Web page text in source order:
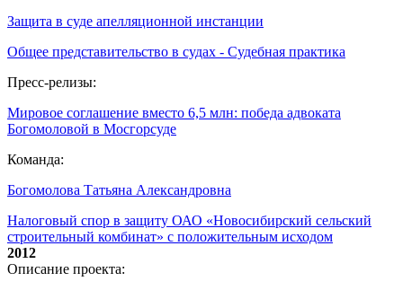
Защита в суде апелляционной инстанции
Общее представительство в судах - Судебная практика
Пресс-релизы:
Мировое соглашение вместо 6,5 млн: победа адвоката
Богомоловой в Мосгорсуде
Команда:
Богомолова Татьяна Александровна
Налоговый спор в защиту ОАО «Новосибирский сельский
строительный комбинат» с положительным исходом
2012
Описание проекта: